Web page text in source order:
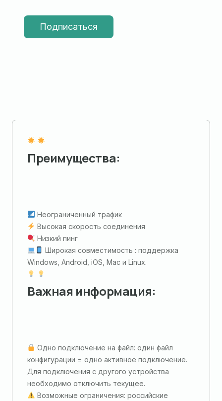
Подписаться
Преимущества:
Неограниченный трафик
Высокая скорость соединения
Низкий пинг
Широкая совместимость : поддержка
Windows, Android, iOS, Mac и Linux.
Важная информация:
Одно подключение на файл: один файл
конфигурации = одно активное подключение.
Для подключения с другого устройства
необходимо отключить текущее.
Возможные ограничения: российские